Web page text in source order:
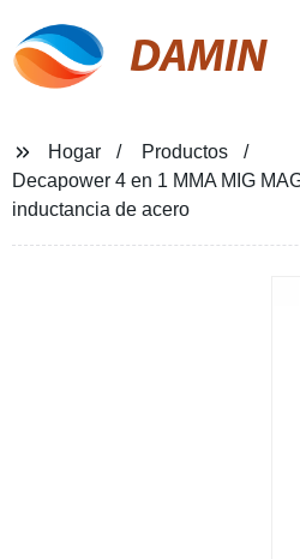
DAMIN
Hogar
Productos
Decapower 4 en 1 MMA MIG
inductancia de acero